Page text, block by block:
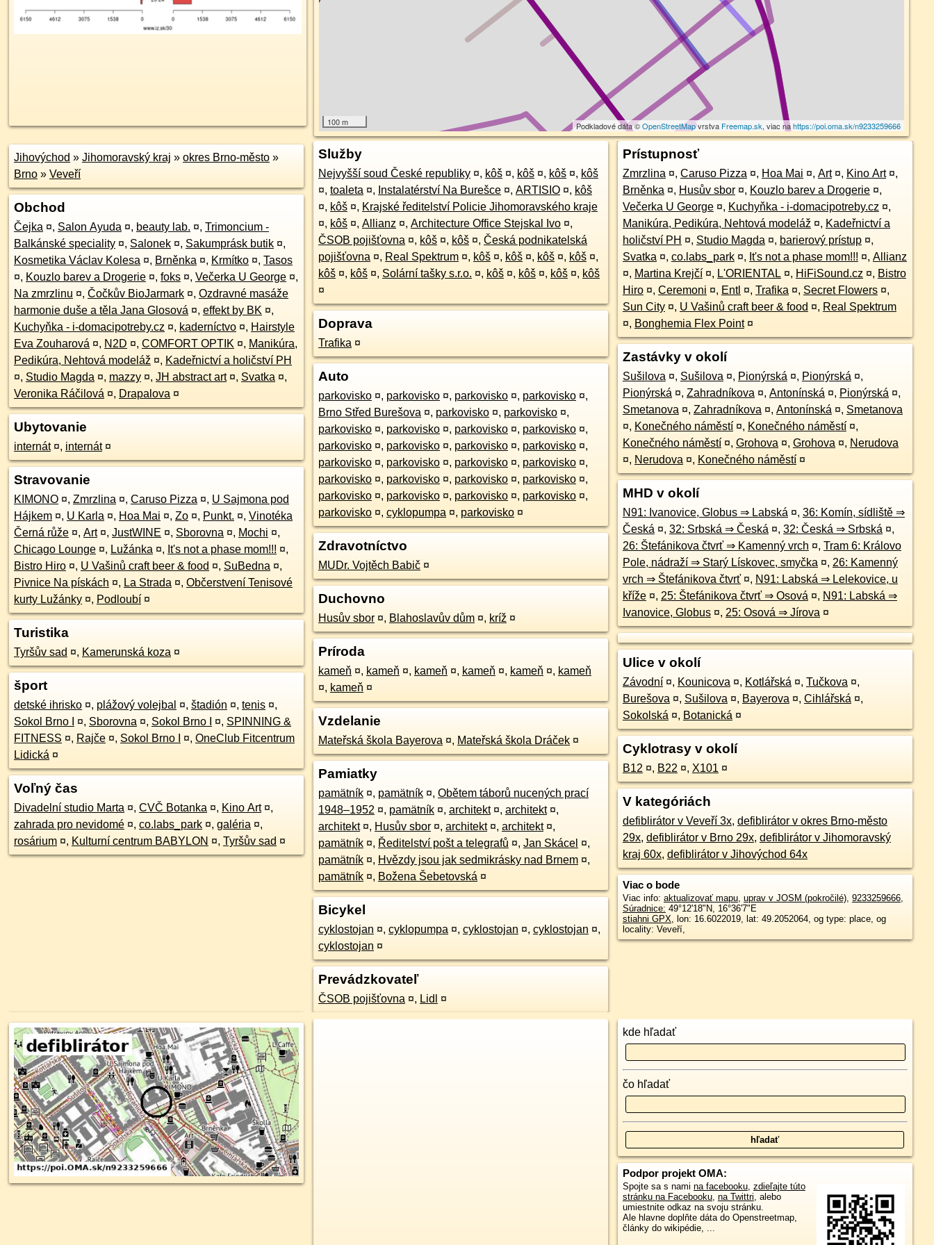
100 m Podkladové dáta ©OpenStreetMapvrstva Freemap.sk, viac nahttps://poi.oma.sk/n9233259666
Jihovýchod » Jihomoravský kraj » okres Brno-město »
Brno » Veveří
Obchod
Čejka ¤, Salon Ayuda ¤, beauty lab. ¤, Trimoncium -
Balkánské speciality ¤, Salonek ¤, Sakumprásk butik ¤,
Kosmetika Václav Kolesa ¤, Brněnka ¤, Krmítko ¤, Tasos
¤, Kouzlo barev a Drogerie ¤, foks ¤, Večerka U George ¤,
Na zmrzlinu ¤, Čočkův BioJarmark ¤, Ozdravné masáže
harmonie duše a těla Jana Glosová ¤, effekt by BK ¤,
Kuchyňka - i-domacipotreby.cz ¤, kaderníctvo ¤, Hairstyle
Eva Zouharová ¤, N2D ¤, COMFORT OPTIK ¤, Manikúra,
Pedikúra, Nehtová modeláž ¤, Kadeřnictví a holičství PH
¤, Studio Magda ¤, mazzy ¤, JH abstract art ¤, Svatka ¤,
Veronika Ráčilová ¤, Drapalova ¤
Ubytovanie
internát ¤, internát ¤
Stravovanie
KIMONO ¤, Zmrzlina ¤, Caruso Pizza ¤, U Sajmona pod
Hájkem ¤, U Karla ¤, Hoa Mai ¤, Zo ¤, Punkt. ¤, Vinotéka
Černá růže ¤, Art ¤, JustWINE ¤, Sborovna ¤, Mochi ¤,
Chicago Lounge ¤, Lužánka ¤, It's not a phase mom!!! ¤,
Bistro Hiro ¤, U Vašinů craft beer & food ¤, SuBedna ¤,
Pivnice Na pískách ¤, La Strada ¤, Občerstvení Tenisové
kurty Lužánky ¤, Podloubí ¤
Turistika
Tyršův sad ¤, Kamerunská koza ¤
šport
detské ihrisko ¤, plážový volejbal ¤, štadión ¤, tenis ¤,
Sokol Brno I
¤, Sborovna ¤, Sokol Brno I ¤, SPINNING &
FITNESS ¤, Rajče ¤, Sokol Brno I ¤, OneClub Fitcentrum
Lidická ¤
Voľný čas
Divadelní studio Marta ¤, CVČ Botanka ¤, Kino Art ¤,
zahrada pro nevidomé ¤, co.labs_park ¤, galéria ¤,
rosárium ¤, Kulturní centrum BABYLON ¤, Tyršův sad ¤
Služby
Nejvyšší soud České republiky ¤, kôš ¤, kôš ¤, kôš ¤, kôš
¤, toaleta ¤, Instalatérství Na Burešce ¤, ARTISIO ¤, kôš
¤, kôš ¤, Krajské ředitelství Policie Jihomoravského kraje
¤, kôš ¤, Allianz ¤, Architecture Office Stejskal Ivo ¤,
ČSOB pojišťovna ¤, kôš ¤, kôš ¤, Česká podnikatelská
pojišťovna ¤, Real Spektrum ¤, kôš ¤, kôš ¤, kôš ¤, kôš ¤,
kôš ¤, kôš ¤, Solární tašky s.r.o. ¤, kôš ¤, kôš ¤, kôš ¤, kôš
¤
Doprava
Trafika ¤
Auto
parkovisko ¤, parkovisko ¤, parkovisko ¤, parkovisko ¤,
Brno Střed Burešova ¤, parkovisko ¤, parkovisko ¤,
parkovisko ¤, parkovisko ¤, parkovisko ¤, parkovisko ¤,
parkovisko ¤, parkovisko ¤, parkovisko ¤, parkovisko ¤,
parkovisko ¤, parkovisko ¤, parkovisko ¤, parkovisko ¤,
parkovisko ¤, parkovisko ¤, parkovisko ¤, parkovisko ¤,
parkovisko ¤, parkovisko ¤, parkovisko ¤, parkovisko ¤,
parkovisko ¤, cyklopumpa ¤, parkovisko ¤
Zdravotníctvo
MUDr. Vojtěch Babič ¤
Duchovno
Husův sbor ¤, Blahoslavův dům ¤, kríž ¤
Príroda
kameň ¤, kameň ¤, kameň ¤, kameň ¤, kameň ¤, kameň
¤, kameň ¤
Vzdelanie
Mateřská škola Bayerova ¤, Mateřská škola Dráček ¤
Pamiatky
pamätník ¤, pamätník ¤, Obětem táborů nucených prací
1948–1952 ¤, pamätník ¤, architekt ¤, architekt ¤,
architekt ¤, Husův sbor ¤, architekt ¤, architekt ¤,
pamätník ¤, Ředitelství pošt a telegrafů ¤, Jan Skácel ¤,
pamätník ¤, Hvězdy jsou jak sedmikrásky nad Brnem ¤,
pamätník ¤, Božena Šebetovská ¤
Bicykel
cyklostojan ¤, cyklopumpa ¤, cyklostojan ¤, cyklostojan ¤,
cyklostojan ¤
Prevádzkovateľ
ČSOB pojišťovna ¤, Lidl ¤
Prístupnosť
Zmrzlina ¤, Caruso Pizza ¤, Hoa Mai ¤, Art ¤, Kino Art ¤,
Brněnka ¤, Husův sbor ¤, Kouzlo barev a Drogerie ¤,
Večerka U George ¤, Kuchyňka - i-domacipotreby.cz ¤,
Manikúra, Pedikúra, Nehtová modeláž ¤, Kadeřnictví a
holičství PH ¤, Studio Magda ¤, barierový prístup ¤,
Svatka ¤, co.labs_park ¤, It's not a phase mom!!! ¤, Allianz
¤, Martina Krejčí ¤, L'ORIENTAL ¤, HiFiSound.cz ¤, Bistro
Hiro ¤, Ceremoni ¤, Entl ¤, Trafika ¤, Secret Flowers ¤,
Sun City ¤, U Vašinů craft beer & food ¤, Real Spektrum
¤, Bonghemia Flex Point ¤
Zastávky v okolí
Sušilova ¤, Sušilova ¤, Pionýrská ¤, Pionýrská ¤,
Pionýrská ¤, Zahradníkova ¤, Antonínská ¤, Pionýrská ¤,
Smetanova ¤, Zahradníkova ¤, Antonínská ¤, Smetanova
¤, Konečného náměstí ¤, Konečného náměstí ¤,
Konečného náměstí ¤, Grohova ¤, Grohova ¤, Nerudova
¤, Nerudova ¤, Konečného náměstí ¤
MHD v okolí
N91: Ivanovice, Globus ⇒ Labská ¤, 36: Komín, sídliště ⇒
Česká ¤, 32: Srbská ⇒ Česká ¤, 32: Česká ⇒ Srbská ¤,
26: Štefánikova čtvrť ⇒ Kamenný vrch ¤, Tram 6: Královo
Pole, nádraží ⇒ Starý Lískovec, smyčka ¤, 26: Kamenný
vrch ⇒ Štefánikova čtvrť ¤, N91: Labská ⇒ Lelekovice, u
kříže ¤, 25: Štefánikova čtvrť ⇒ Osová ¤, N91: Labská ⇒
Ivanovice, Globus ¤, 25: Osová ⇒ Jírova ¤
Ulice v okolí
Závodní ¤, Kounicova ¤, Kotlářská ¤, Tučkova ¤,
Burešova ¤, Sušilova ¤, Bayerova ¤, Cihlářská ¤,
Sokolská ¤, Botanická ¤
Cyklotrasy v okolí
B12 ¤, B22 ¤, X101 ¤
V kategóriách
defiblirátor v Veveří 3x, defiblirátor v okres Brno-město
29x, defiblirátor v Brno 29x, defiblirátor v Jihomoravský
kraj 60x, defiblirátor v Jihovýchod 64x
Viac o bode
Viac info: aktualizovať mapu, uprav v JOSM (pokročilé), 9233259666,
Súradnice: 49°12'18"N, 16°36'7"E
stiahni GPX, lon: 16.6022019, lat: 49.2052064, og type: place, og
locality: Veveří,
kde hľadať
čo hľadať
Podpor projekt OMA:
Spojte sa s nami na facebooku, zdieľajte túto
stránku na Facebooku, na Twittri, alebo
umiestnite odkaz na svoju stránku.
Ale hlavne doplňte dáta do Openstreetmap,
články do wikipédie, ...